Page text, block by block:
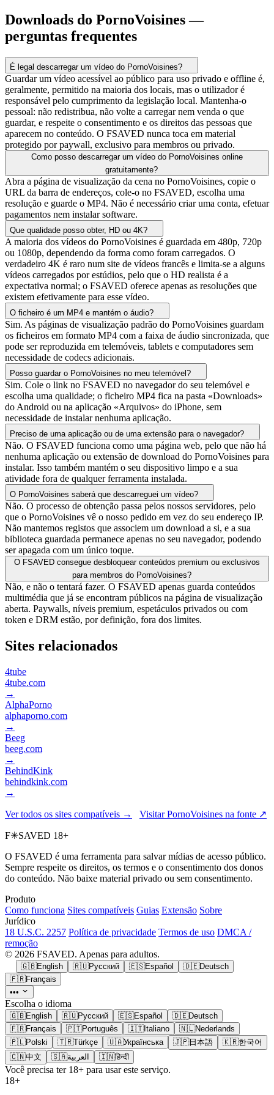
Downloads do PornoVoisines —
perguntas frequentes
É legal descarregar um vídeo do PornoVoisines?
Guardar um vídeo acessível ao público para uso privado e offline é,
geralmente, permitido na maioria dos locais, mas o utilizador é
responsável pelo cumprimento da legislação local. Mantenha-o
pessoal: não redistribua, não volte a carregar nem venda o que
guardar, e respeite o consentimento e os direitos das pessoas que
aparecem no conteúdo. O FSAVED nunca toca em material
protegido por paywall, exclusivo para membros ou privado.
Como posso descarregar um vídeo do PornoVoisines online
gratuitamente?
Abra a página de visualização da cena no PornoVoisines, copie o
URL da barra de endereços, cole-o no FSAVED, escolha uma
resolução e guarde o MP4. Não é necessário criar uma conta, efetuar
pagamentos nem instalar software.
Que qualidade posso obter, HD ou 4K?
A maioria dos vídeos do PornoVoisines é guardada em 480p, 720p
ou 1080p, dependendo da forma como foram carregados. O
verdadeiro 4K é raro num site de vídeos francês e limita-se a alguns
vídeos carregados por estúdios, pelo que o HD realista é a
expectativa normal; o FSAVED oferece apenas as resoluções que
existem efetivamente para esse vídeo.
O ficheiro é um MP4 e mantém o áudio?
Sim. As páginas de visualização padrão do PornoVoisines guardam
os ficheiros em formato MP4 com a faixa de áudio sincronizada, que
pode ser reproduzida em telemóveis, tablets e computadores sem
necessidade de codecs adicionais.
Posso guardar o PornoVoisines no meu telemóvel?
Sim. Cole o link no FSAVED no navegador do seu telemóvel e
escolha uma qualidade; o ficheiro MP4 fica na pasta «Downloads»
do Android ou na aplicação «Arquivos» do iPhone, sem
necessidade de instalar nenhuma aplicação.
Preciso de uma aplicação ou de uma extensão para o navegador?
Não. O FSAVED funciona como uma página web, pelo que não há
nenhuma aplicação ou extensão de download do PornoVoisines para
instalar. Isso também mantém o seu dispositivo limpo e a sua
atividade fora de qualquer ferramenta instalada.
O PornoVoisines saberá que descarreguei um vídeo?
Não. O processo de obtenção passa pelos nossos servidores, pelo
que o PornoVoisines vê o nosso pedido em vez do seu endereço IP.
Não mantemos registos que associem um download a si, e a sua
biblioteca guardada permanece apenas no seu navegador, podendo
ser apagada com um único toque.
O FSAVED consegue desbloquear conteúdos premium ou exclusivos
para membros do PornoVoisines?
Não, e não o tentará fazer. O FSAVED apenas guarda conteúdos
multimédia que já se encontram públicos na página de visualização
aberta. Paywalls, níveis premium, espetáculos privados ou com
token e DRM estão, por definição, fora dos limites.
Sites relacionados
4tube
4tube.com
→
AlphaPorno
alphaporno.com
→
Beeg
beeg.com
→
BehindKink
behindkink.com
→
Ver todos os sites compatíveis → Visitar PornoVoisines na fonte ↗
F✳SAVED 18+
O FSAVED é uma ferramenta para salvar mídias de acesso público.
Sempre respeite os direitos, os termos e o consentimento dos donos
do conteúdo. Não baixe material privado ou sem consentimento.
Produto
Como funciona Sites compatíveis Guias Extensão Sobre
Jurídico
18 U.S.C. 2257 Política de privacidade Termos de uso DMCA /
remoção
© 2026 FSAVED. Apenas para adultos.
🇬🇧English 🇷🇺Русский 🇪🇸Español 🇩🇪Deutsch
🇫🇷Français
•••
Escolha o idioma
🇬🇧English 🇷🇺Русский 🇪🇸Español 🇩🇪Deutsch
🇫🇷Français 🇵🇹Português 🇮🇹Italiano 🇳🇱Nederlands
🇵🇱Polski 🇹🇷Türkçe 🇺🇦Українська 🇯🇵日本語 🇰🇷한국어
🇨🇳中文 🇸🇦العربية 🇮🇳हिन्दी
Você precisa ter 18+ para usar este serviço.
18+